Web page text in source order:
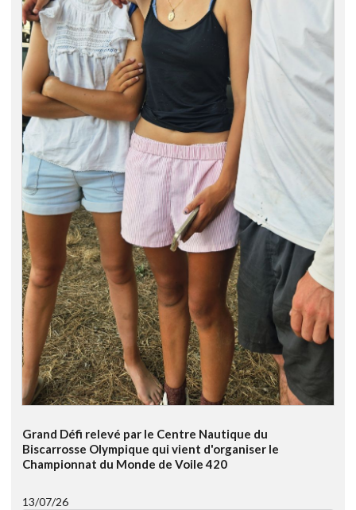
Grand Défi relevé par le Centre Nautique du
Biscarrosse Olympique qui vient d'organiser le
Championnat du Monde de Voile 420
13/07/26